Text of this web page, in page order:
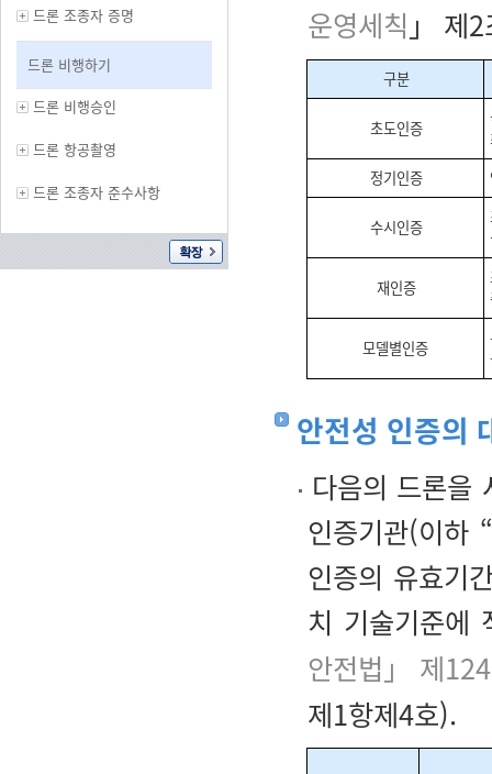
드론 조종자 증명
드론 비행하기
드론 비행승인
드론 항공촬영
드론 조종자 준수사항
운영세칙 」 제
구분
초도인증
정기인증
수시인증
재인증
모델별인증
안전성 인증의
다음의 드론을
인증기관(이하
인증의 유효기
치 기술기준에
안전법」 제
제1항제4호).